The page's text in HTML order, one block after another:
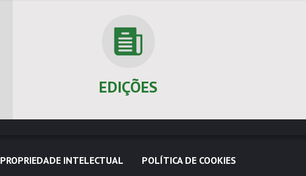
EDIÇÕES
PROPRIEDADE INTELECTUAL POLÍTICA DE COOKIES